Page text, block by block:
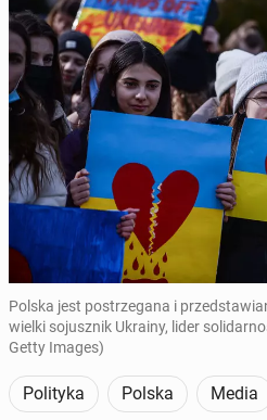
Polska jest postrzegana i
wielki sojusznik Ukrainy, lider
Getty Images)
Polityka Polska Media